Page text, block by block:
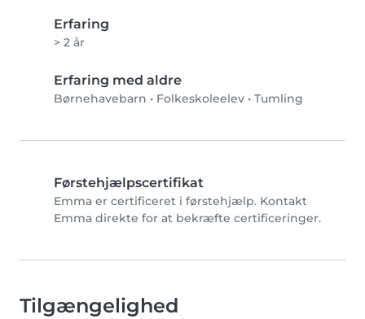
Erfaring
> 2 år
Erfaring med aldre
Børnehavebarn • Folkeskoleelev • Tumling
Førstehjælpscertifikat
Emma er certificeret i førstehjælp. Kontakt
Emma direkte for at bekræfte certificeringer.
Tilgængelighed